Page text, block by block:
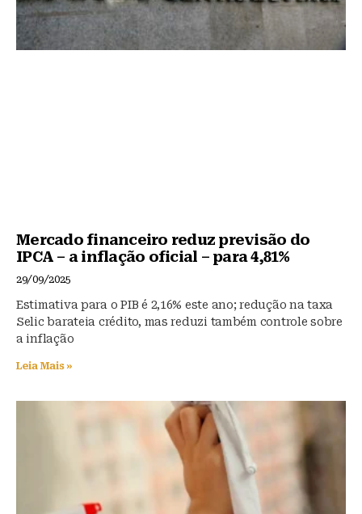
Mercado financeiro reduz previsão do
IPCA – a inflação oficial – para 4,81%
29/09/2025
Estimativa para o PIB é 2,16% este ano; redução na taxa
Selic barateia crédito, mas reduzi também controle sobre
a inflação
Leia Mais »